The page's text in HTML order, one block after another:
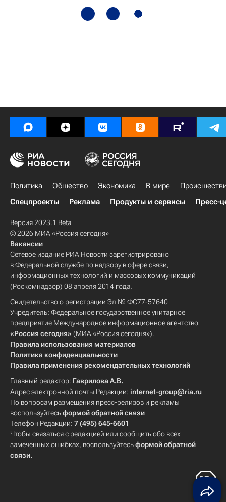
Политика Общество Экономика В мире
Спецпроекты
Реклама Продукты и сервисы Пресс-
Версия 2023.1 Beta
© 2026 МИА «Россия сегодня»
Вакансии
Сетевое издание РИА Новости зарегистрировано
в Федеральной службе по надзору в сфере связи,
информационных технологий и массовых коммуникаций
(Роскомнадзор) 08 апреля 2014 года.
Свидетельство о регистрации Эл № ФС77-57640
Учредитель: Федеральное государственное унитарное
предприятие Международное информационное агентство
«Россия сегодня» (МИА «Россия сегодня»).
Правила использования материалов
Политика конфиденциальности
Правила применения рекомендательных технологий
Главный редактор: Гаврилова А.В.
Адрес электронной почты Редакции: internet-group@ria.ru
По вопросам размещения пресс-релизов и рекламы
воспользуйтесьформой обратной связи
Телефон Редакции: 7 (495) 645-6601
Чтобы связаться с редакцией или сообщить обо всех
замеченных ошибках, воспользуйтесьформой обратной
связи.